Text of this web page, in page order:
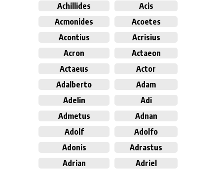
Achillides
Acis
Acmonides
Acoetes
Acontius
Acrisius
Acron
Actaeon
Actaeus
Actor
Adalberto
Adam
Adelin
Adi
Admetus
Adnan
Adolf
Adolfo
Adonis
Adrastus
Adrian
Adriel